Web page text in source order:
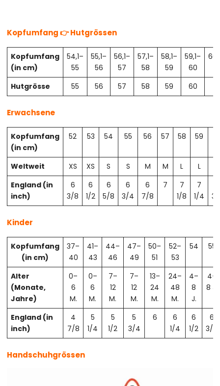
Kopfumfang 👉 Hutgrössen
Kopfumfang
(in cm)
54,1–
55
55,1–
56
56,1–
57
57,1–
58
58,1–
59
59,1–
60
Hutgrösse
55 56 57 58 59 60
Erwachsene
Kopfumfang
(in cm)
52 53 54 55 56 57 58 59
Weltweit XS XS S S M M L L
England (in
inch)
6
3/8
6
1/2
6
5/8
6
3/4
6
7/8
7
7
1/8
7
1/4
Kinder
Kopfumfang
(in cm)
37–
40
41–
43
44–
46
47–
49
50–
51
52–
53
54 55
Alter
(Monate,
Jahre)
0–
6
M.
0–
6
M.
7–
12
M.
7–
12
M.
13–
24
M.
24–
48
M.
4–
8
J.
4–
8 J.
England (in
inch)
4
7/8
5
1/4
5
1/2
5
3/4
6
6
1/4
6
1/2
6
3/4
Handschuhgrössen